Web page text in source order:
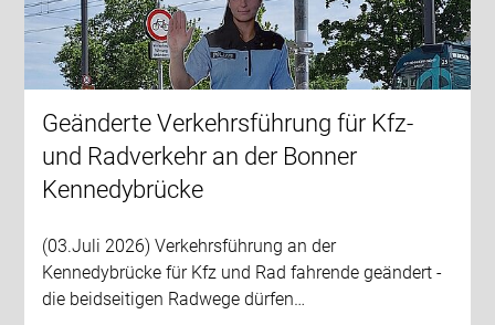
Geänderte Verkehrsführung für Kfz-
und Radverkehr an der Bonner
Kennedybrücke
(03.Juli 2026) Verkehrsführung an der
Kennedybrücke für Kfz und Rad fahrende geändert -
die beidseitigen Radwege dürfen…